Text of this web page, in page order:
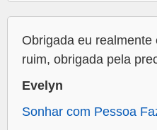
Obrigada eu
ruim, obrigada pela
Evelyn
Sonhar com Pessoa